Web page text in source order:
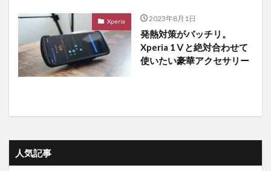
Xperia 2023年8月1日
発熱対策がバッチリ。
Xperia 1Ⅴと絶対合わせて
使いたい豪華アクセサリー
人気記事